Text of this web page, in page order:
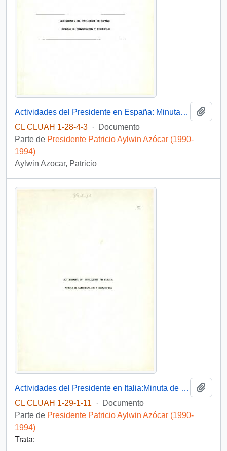
Actividades del Presidente en España: Minutas de conversaciones y biografías.
CL CLUAH 1-28-4-3 ·
Documento
Parte de Presidente Patricio Aylwin Azócar (1990-
1994)
Aylwin Azocar, Patricio
Actividades del Presidente en Italia:Minuta de conversación y biografías
CL CLUAH 1-29-1-11
·
Documento
Parte de Presidente Patricio Aylwin Azócar (1990-
1994)
Trata: